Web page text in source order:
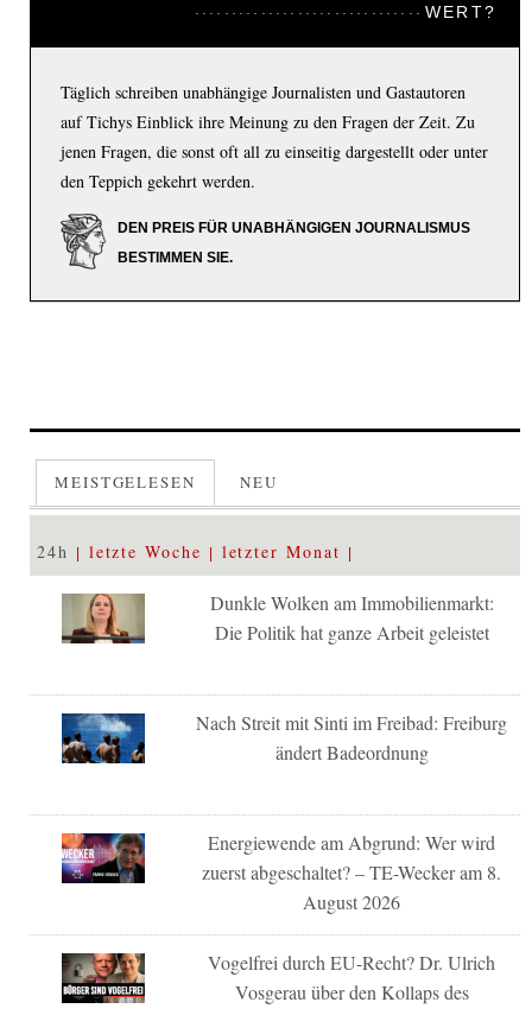
WERT?
Täglich schreiben unabhängige Journalisten und Gastautoren
auf Tichys Einblick ihre Meinung zu den Fragen der Zeit. Zu
jenen Fragen, die sonst oft all zu einseitig dargestellt oder unter
den Teppich gekehrt werden.
DEN PREIS FÜR UNABHÄNGIGEN JOURNALISMUS
BESTIMMEN SIE.
MEISTGELESEN NEU
24h letzte Woche letzter Monat
Dunkle Wolken am Immobilienmarkt:
Die Politik hat ganze Arbeit geleistet
Nach Streit mit Sinti im Freibad: Freiburg
ändert Badeordnung
Energiewende am Abgrund: Wer wird
zuerst abgeschaltet? – TE-Wecker am 8.
August 2026
Vogelfrei durch EU-Recht? Dr. Ulrich
Vosgerau über den Kollaps des